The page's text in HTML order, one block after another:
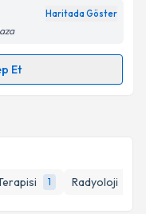
1 Radyoloji
Haritada Göster
Et
posta ile